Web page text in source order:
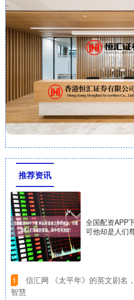
推荐资讯
全国配资APP
可他却是人们
1
信汇网 《太平年》的英文剧名
智慧